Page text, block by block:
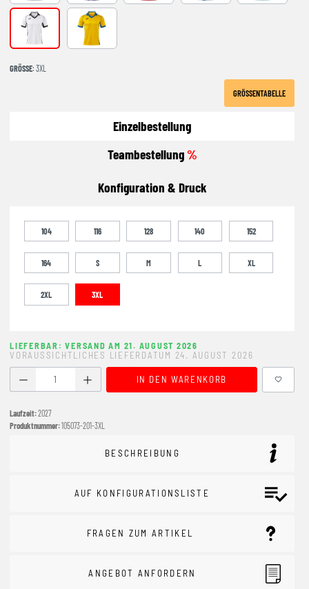
WHITE-BLACK YELLOW-ROYAL
GRÖSSE : 3XL
GRÖSSENTABELLE
Einzelbestellung
Teambestellung%
Konfiguration & Druck
104 116 128 140 152
164 S M L XL
2XL 3XL
LIEFERBAR: VERSAND AM 21. AUGUST 2026
VORAUSSICHTLICHES LIEFERDATUM 24. AUGUST 2026
Produkt Anzahl: Gib den gewünschten Wert ein oder
IN DEN WARENKORB
Laufzeit:2027
Produktnummer:105073-201-3XL
BESCHREIBUNG
AUF KONFIGURATIONSLISTE
FRAGEN ZUM ARTIKEL
ANGEBOT ANFORDERN